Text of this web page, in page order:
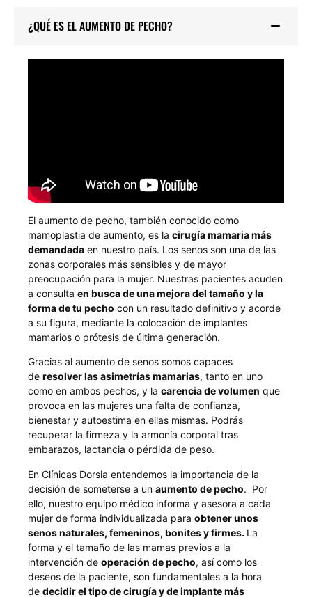
¿QUÉ ES EL AUMENTO DE PECHO?
El aumento de pecho, también conocido como
mamoplastia de aumento, es la cirugía mamaria más
demandada en nuestro país. Los senos son una de las
zonas corporales más sensibles y de mayor
preocupación para la mujer. Nuestras pacientes acuden
a consulta en busca de una mejora del tamaño y la
forma de tu pecho con un resultado definitivo y acorde
a su figura, mediante la colocación de implantes
mamarios o prótesis de última generación.
Gracias al aumento de senos somos capaces
de resolver las asimetrías mamarias, tanto en uno
como en ambos pechos, y la carencia de volumen que
provoca en las mujeres una falta de confianza,
bienestar y autoestima en ellas mismas. Podrás
recuperar la firmeza y la armonía corporal tras
embarazos, lactancia o pérdida de peso.
En Clínicas Dorsia entendemos la importancia de la
decisión de someterse a un aumento de pecho. Por
ello, nuestro equipo médico informa y asesora a cada
mujer de forma individualizada para obtener unos
senos naturales, femeninos, bonites y firmes. La
forma y el tamaño de las mamas previos a la
intervención de operación de pecho, así como los
deseos de la paciente, son fundamentales a la hora
de decidir el tipo de cirugía y de implante más